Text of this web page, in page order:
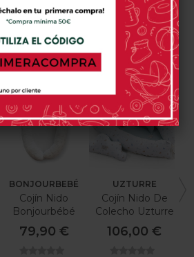
RELACIONADOS
BONJOURBEBÉ
Cojín Nido
Bonjourbébé
Spring Cottage
79,90 €
UZTURRE
Cojín Nido De
Colecho Uzturre
Safari
106,00 €